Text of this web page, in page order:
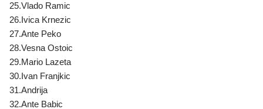
25.Vlado Ramic
26.Ivica Krnezic
27.Ante Peko
28.Vesna Ostoic
29.Mario Lazeta
30.Ivan Franjkic
31.Andrija
32.Ante Babic